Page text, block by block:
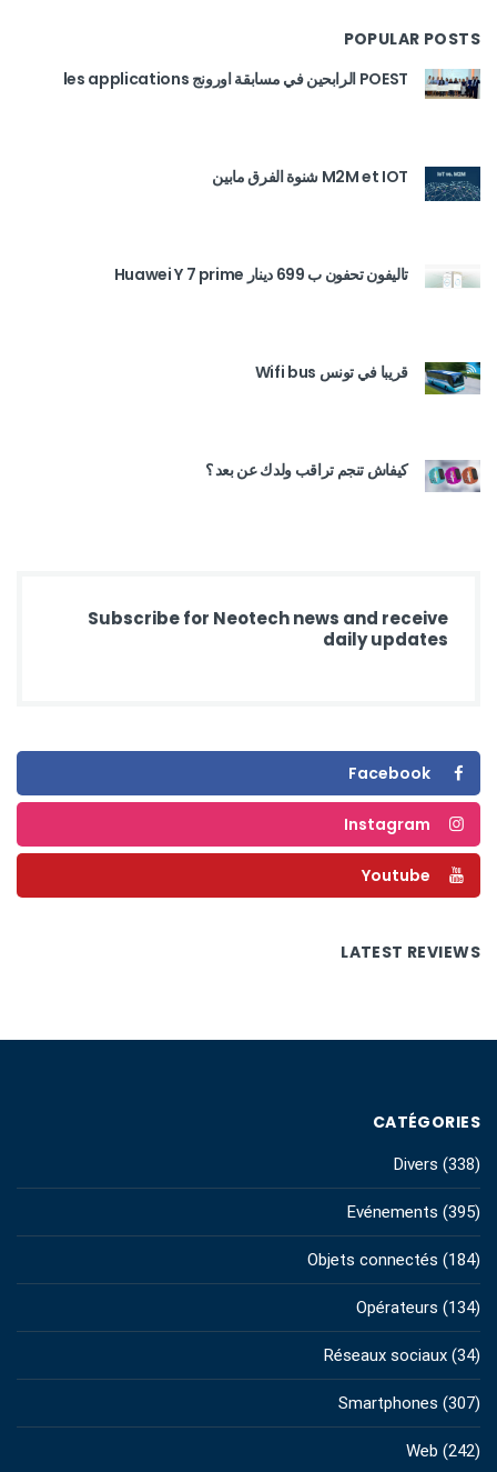
POPULAR POSTS
POEST الرابحين في مسابقة اورونج les applications
M2M et IOT شنوة الفرق مابين
تاليفون تحفون ب 699 دينار Huawei Y 7 prime
قريبا في تونس Wifi bus
كيفاش تنجم تراقب ولدك عن بعد ؟
Subscribe for Neotech news and receive
daily updates
Facebook
Instagram
Youtube
LATEST REVIEWS
CATÉGORIES
Divers (338)
Evénements (395)
Objets connectés (184)
Opérateurs (134)
Réseaux sociaux (34)
Smartphones (307)
Web (242)